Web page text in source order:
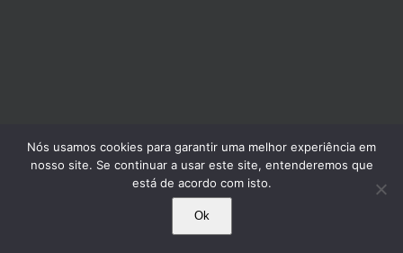
© 1995-2025 Comissão Pró-Índio de São Paulo. Todos os direitos reservados.
Nós usamos cookies para garantir uma melhor experiência em
nosso site. Se continuar a usar este site, entenderemos que
está de acordo com isto.
Ok